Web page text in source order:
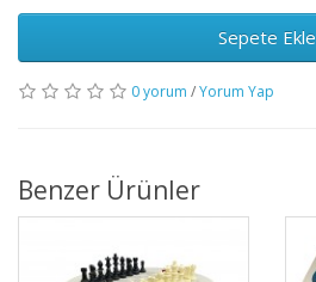
Sepete Ekle
0 yorum /Yorum Yap
Benzer Ürünler